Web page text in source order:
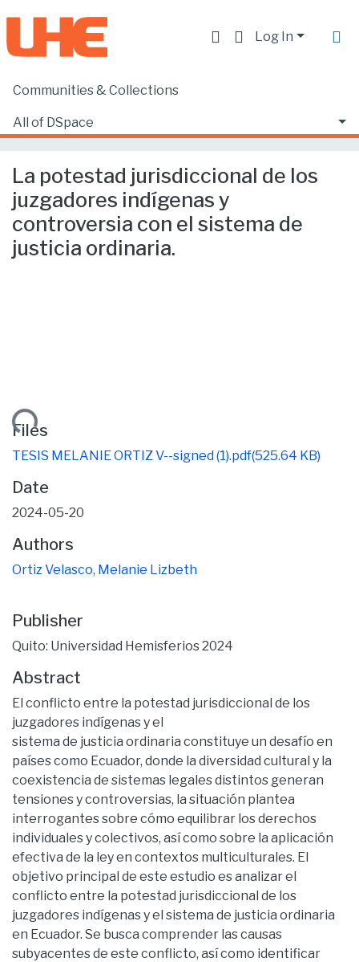
Log In
Communities & Collections
All of DSpace
Home
Facultad de Derecho
La potestad jurisdiccional de los juzgadores indígenas y controversia con el sistema de justicia ordinaria.
La potestad jurisdiccional de los
juzgadores indígenas y
controversia con el sistema de
justicia ordinaria.
Files
TESIS MELANIE ORTIZ V--signed (1).pdf(525.64 KB)
Date
2024-05-20
Authors
Ortiz Velasco, Melanie Lizbeth
Publisher
Quito: Universidad Hemisferios 2024
Abstract
El conflicto entre la potestad jurisdiccional de los
juzgadores indígenas y el
sistema de justicia ordinaria constituye un desafío en
países como Ecuador, donde la diversidad cultural y la
coexistencia de sistemas legales distintos generan
tensiones y controversias, la situación plantea
interrogantes sobre cómo equilibrar los derechos
individuales y colectivos, así como sobre la aplicación
efectiva de la ley en contextos multiculturales. El
objetivo principal de este estudio es analizar el
conflicto entre la potestad jurisdiccional de los
juzgadores indígenas y el sistema de justicia ordinaria
en Ecuador. Se busca comprender las causas
subyacentes de este conflicto, así como identificar